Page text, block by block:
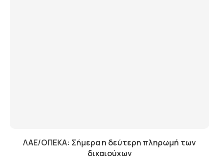
ΛΑΕ/ΟΠΕΚΑ: Σήμερα η δεύτερη πληρωμή των
δικαιούχων